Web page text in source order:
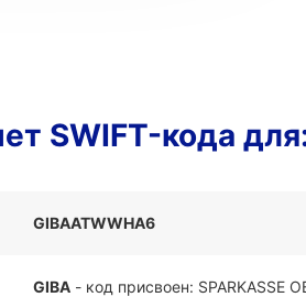
SWIFT-кода
GIBAATWWHA6
GIBA - код присвоен: SPARKASSE